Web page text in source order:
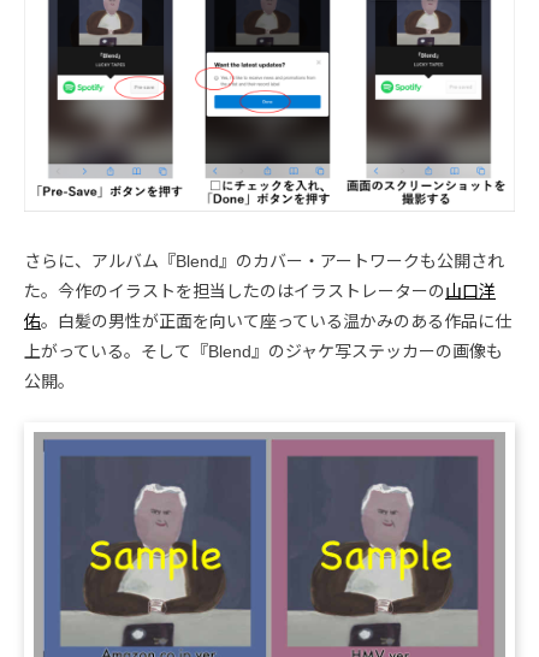
さらに、アルバム『Blend』のカバー・アートワークも公開され
た。今作のイラストを担当したのはイラストレーターの山口洋
佑。白髪の男性が正面を向いて座っている温かみのある作品に仕
上がっている。そして『Blend』のジャケ写ステッカーの画像も
公開。